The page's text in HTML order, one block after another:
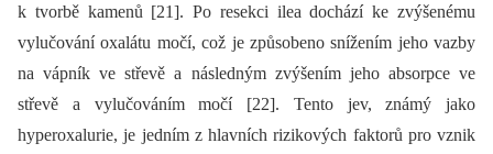
k tvorbě kamenů [21]. Po resekci ilea dochází ke zvýšenému
vylučování oxalátu močí, což je způsobeno snížením jeho vazby
na vápník ve střevě a následným zvýšením jeho absorpce ve
střevě a vylučováním močí [22]. Tento jev, známý jako
hyperoxalurie, je jedním z hlavních rizikových faktorů pro vznik